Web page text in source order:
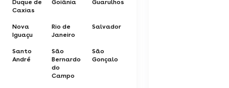
Duque de
Caxias
Goiânia Guarulhos
Nova
Iguaçu
Rio de
Janeiro
Salvador
Santo
André
São
Bernardo
do
Campo
São
Gonçalo